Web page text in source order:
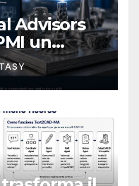
Advisors
un
3D
alla filiera